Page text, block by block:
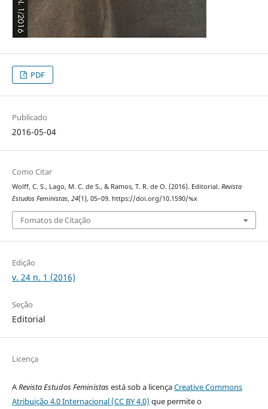
PDF
Publicado
2016-05-04
Como Citar
Wolff, C. S., Lago, M. C. de S., & Ramos, T. R. de O. (2016). Editorial. Revista
Estudos Feministas, 24(1), 05–09. https://doi.org/10.1590/%x
Fomatos de Citação
Edição
v. 24 n. 1 (2016)
Seção
Editorial
Licença
ARevista Estudos Feministasestá sob a licençaCreative Commons
Atribuição 4.0 Internacional (CC BY 4.0) que permite o